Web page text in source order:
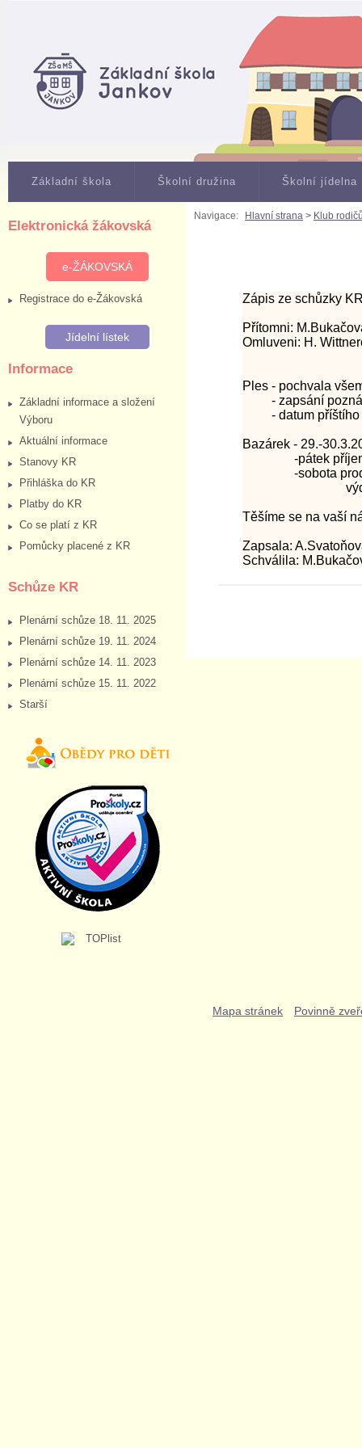
Základní škola Školní družina Školní jídelna
Elektronická žákovská
e-ŽÁKOVSKÁ
Registrace do e-Žákovská
Jídelní lístek
Informace
Základní informace a složení
Výboru
Aktuální informace
Stanovy KR
Přihláška do KR
Platby do KR
Co se platí z KR
Pomůcky placené z KR
Schůze KR
Plenární schůze 18. 11. 2025
Plenární schůze 19. 11. 2024
Plenární schůze 14. 11. 2023
Plenární schůze 15. 11. 2022
Starší
Navigace: Hlavní strana > Klub
Zápis ze schůzky
Přítomni:
Omluveni: H.
Ples - pochvala
- zapsání
- datum příštího
Bazárek - 29.-
-pátek příjem
-sobota prodej
výdej
Těšíme se na vaší
Zapsala:
Schválila:
Mapa stránek Povinně